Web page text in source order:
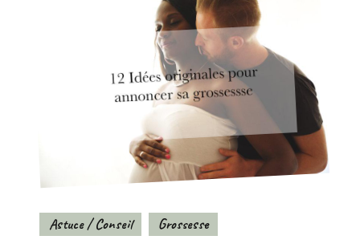
Astuce / Conseil Grossesse